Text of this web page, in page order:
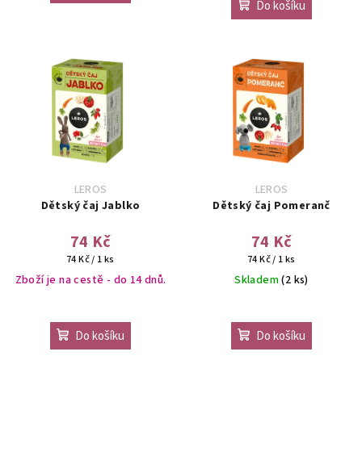
Do košíku
LEROS
Dětský čaj Jablko
74 Kč
Měrná
cena:
74 Kč / 1 ks
Zboží je na cestě - do 14 dnů.
Do košíku
LEROS
Dětský čaj Pomeranč
74 Kč
Měrná
cena:
74 Kč / 1 ks
Skladem(2 ks)
Do košíku